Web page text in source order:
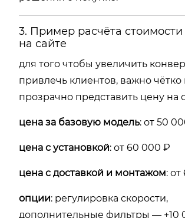
3. Пример расчёта
на сайте
для того чтобы увеличить
привлечь клиентов, важно чётко
прозрачно представить цену на
цена за базовую модель: от 50
цена с установкой: от 60 000 ₽
цена с доставкой и монтажом:
опции: регулировка скорости,
дополнительные фильтры — +10